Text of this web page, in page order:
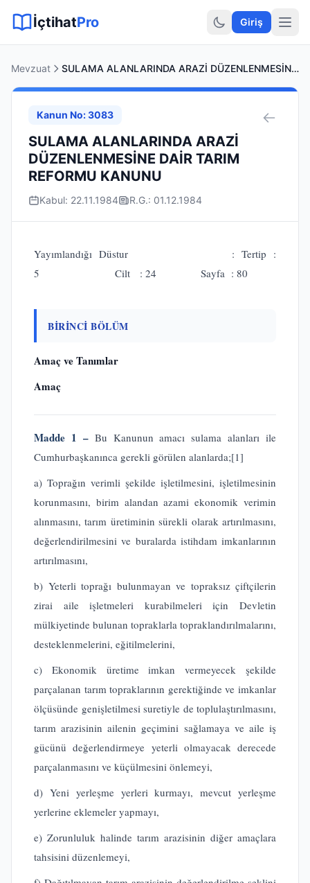
Hukuki Araçlar
İçtihatPro Giriş
Mevzuat SULAMA ALANLARINDA ARAZİ DÜZENLENMESİNE DAİR TARIM REFORMU KANUNU
Kanun No: 3083
SULAMA ALANLARINDA ARAZİ
DÜZENLENMESİNE DAİR TARIM
REFORMU KANUNU
Kabul: 22.11.1984 R.G.: 01.12.1984
Yayımlandığı Düstur : Tertip :
5 Cilt : 24 Sayfa : 80
BİRİNCİ BÖLÜM
Amaç ve Tanımlar
Amaç
Madde 1 – Bu Kanunun amacı sulama alanları ile
Cumhurbaşkanınca gerekli görülen alanlarda;[1]
a) Toprağın verimli şekilde işletilmesini, işletilmesinin
korunmasını, birim alandan azami ekonomik verimin
alınmasını, tarım üretiminin sürekli olarak artırılmasını,
değerlendirilmesini ve buralarda istihdam imkanlarının
artırılmasını,
b) Yeterli toprağı bulunmayan ve topraksız çiftçilerin
zirai aile işletmeleri kurabilmeleri için Devletin
mülkiyetinde bulunan topraklarla topraklandırılmalarını,
desteklenmelerini, eğitilmelerini,
c) Ekonomik üretime imkan vermeyecek şekilde
parçalanan tarım topraklarının gerektiğinde ve imkanlar
ölçüsünde genişletilmesi suretiyle de toplulaştırılmasını,
tarım arazisinin ailenin geçimini sağlamaya ve aile iş
gücünü değerlendirmeye yeterli olmayacak derecede
parçalanmasını ve küçülmesini önlemeyi,
d) Yeni yerleşme yerleri kurmayı, mevcut yerleşme
yerlerine eklemeler yapmayı,
e) Zorunluluk halinde tarım arazisinin diğer amaçlara
tahsisini düzenlemeyi,